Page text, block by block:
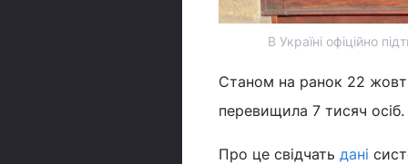
В Україні офіційно
Станом на ранок 22
перевищила 7 тисяч осіб.
Про це свідчать дані